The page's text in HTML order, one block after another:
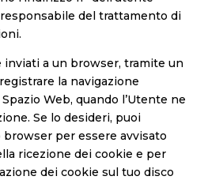
del trattamento di
inviati a un browser, tramite un
la navigazione
Web, quando l’Utente ne
Se lo desideri, puoi
per essere avvisato
ricezione dei cookie e per
dei cookie sul tuo disco